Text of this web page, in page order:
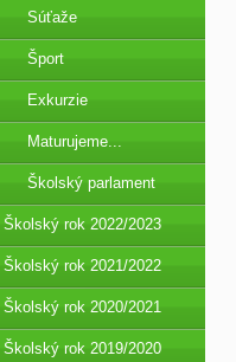
Súťaže
Šport
Exkurzie
Maturujeme...
Školský parlament
Školský rok 2022/2023
Školský rok 2021/2022
Školský rok 2020/2021
Školský rok 2019/2020